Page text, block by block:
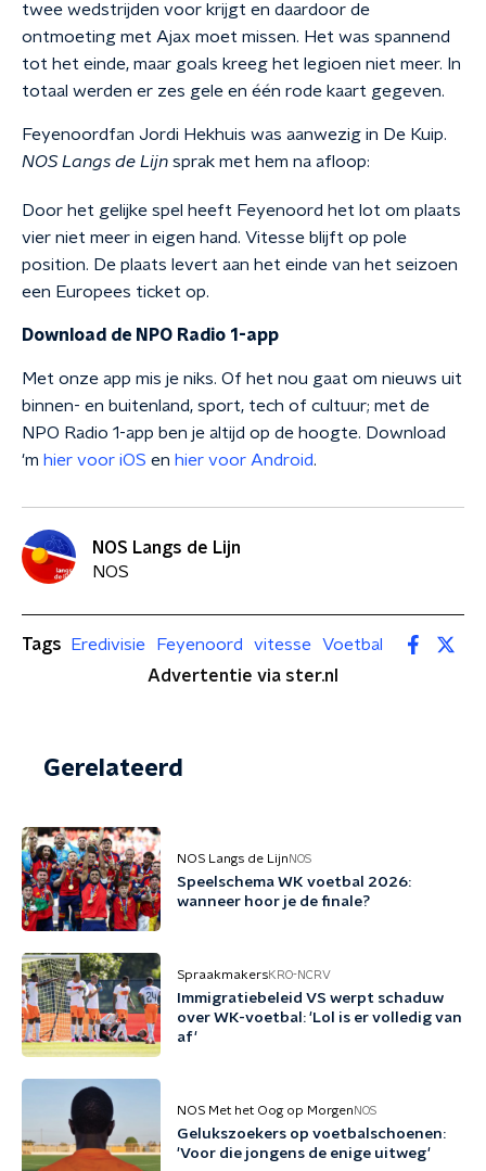
twee wedstrijden voor krijgt en daardoor de
ontmoeting met Ajax moet missen. Het was spannend
tot het einde, maar goals kreeg het legioen niet meer. In
totaal werden er zes gele en één rode kaart gegeven.
Feyenoordfan Jordi Hekhuis was aanwezig in De Kuip.
NOS Langs de Lijn sprak met hem na afloop:
Door het gelijke spel heeft Feyenoord het lot om plaats
vier niet meer in eigen hand. Vitesse blijft op pole
position. De plaats levert aan het einde van het seizoen
een Europees ticket op.
Download de NPO Radio 1-app
Met onze app mis je niks. Of het nou gaat om nieuws uit
binnen- en buitenland, sport, tech of cultuur; met de
NPO Radio 1-app ben je altijd op de hoogte. Download
'm hier voor iOS en hier voor Android.
NOS Langs de Lijn
NOS
Tags Eredivisie Feyenoord vitesse
Voetbal
Advertentie via ster.nl
Gerelateerd
NOS Langs de Lijn NOS
Speelschema WK voetbal 2026:
wanneer hoor je de finale?
SpraakmakersKRO-NCRV
Immigratiebeleid VS werpt schaduw
over WK-voetbal: 'Lol is er volledig van
af'
NOS Met het Oog op Morgen NOS
Gelukszoekers op voetbalschoenen:
'Voor die jongens de enige uitweg'